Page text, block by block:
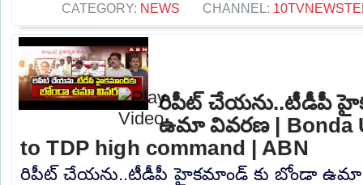
CATEGORY: NEWS CHANNEL:
రిపీట్ చేయను..టీడీపీ
ఉమా వివరణ | Bonda
to TDP high command | ABN
రిపీట్ చేయను..టీడీపీ హైకమాండ్ కు బోండా ఉమా